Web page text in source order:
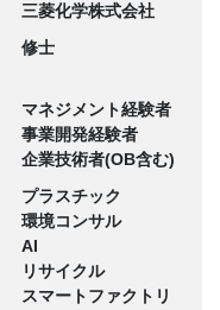
三菱化学株式会社
修士
マネジメント経験者
事業開発経験者
企業技術者(OB含む)
プラスチック
環境コンサル
AI
リサイクル
スマートファクトリ